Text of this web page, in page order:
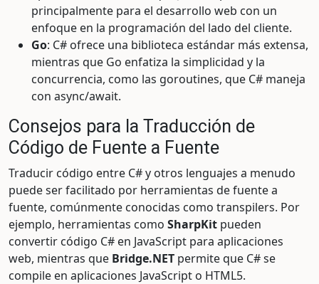
principalmente para el desarrollo web con un
enfoque en la programación del lado del cliente.
Go: C# ofrece una biblioteca estándar más extensa,
mientras que Go enfatiza la simplicidad y la
concurrencia, como las goroutines, que C# maneja
con async/await.
Consejos para la Traducción de
Código de Fuente a Fuente
Traducir código entre C# y otros lenguajes a menudo
puede ser facilitado por herramientas de fuente a
fuente, comúnmente conocidas como transpilers. Por
ejemplo, herramientas como SharpKit pueden
convertir código C# en JavaScript para aplicaciones
web, mientras que Bridge.NET permite que C# se
compile en aplicaciones JavaScript o HTML5.